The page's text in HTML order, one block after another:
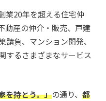
業20年を超える住宅仲
動産の仲介・販売、戸建
負、マンション開発、
するさまざまなサービス
を持とう。」の通り、 都